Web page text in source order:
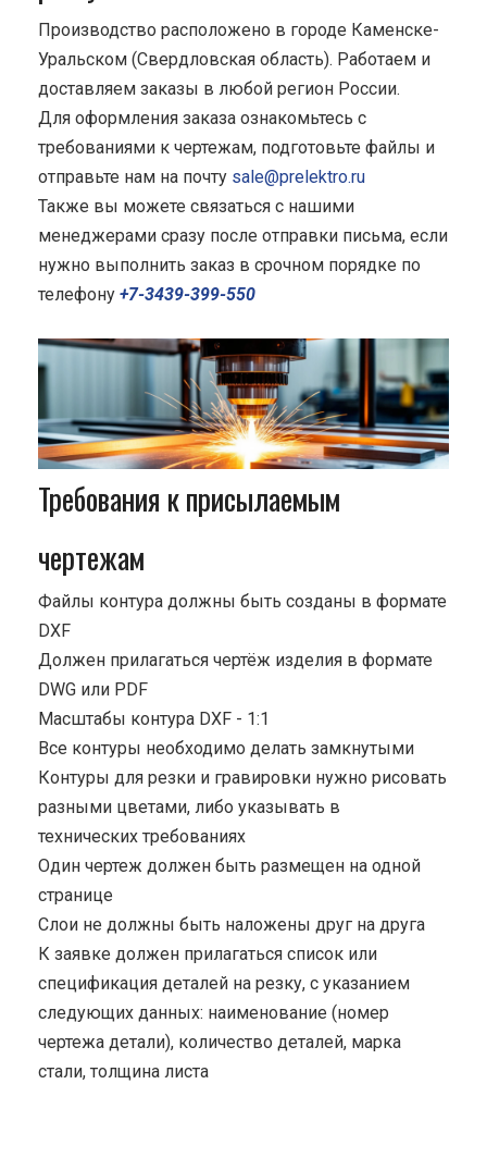
Производство расположено в городе Каменске-
Уральском (Свердловская область). Работаем и
доставляем заказы в любой регион России.
Для оформления заказа ознакомьтесь с
требованиями к чертежам, подготовьте файлы и
отправьте нам на почту sale@prelektro.ru
Также вы можете связаться с нашими
менеджерами сразу после отправки письма, если
нужно выполнить заказ в срочном порядке по
телефону +7-3439-399-550
Требования к присылаемым
чертежам
Файлы контура должны быть созданы в формате
DXF
Должен прилагаться чертёж изделия в формате
DWG или PDF
Масштабы контура DXF - 1:1
Все контуры необходимо делать замкнутыми
Контуры для резки и гравировки нужно рисовать
разными цветами, либо указывать в
технических требованиях
Один чертеж должен быть размещен на одной
странице
Cлои не должны быть наложены друг на друга
К заявке должен прилагаться список или
спецификация деталей на резку, с указанием
следующих данных: наименование (номер
чертежа детали), количество деталей, марка
стали, толщина листа